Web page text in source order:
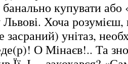
купувати або
Львові. Хоча
унітаз,
О Мінаєв!.. Та